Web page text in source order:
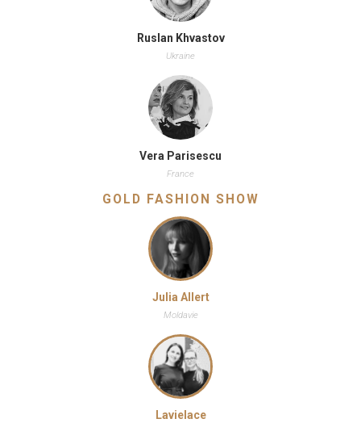
Ruslan Khvastov
Ukraine
Vera Parisescu
France
GOLD FASHION SHOW
Julia Allert
Moldavie
Lavielace